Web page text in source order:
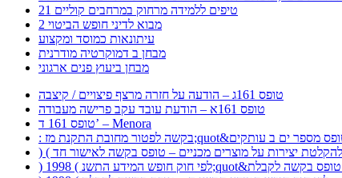
21 טיפים ללמידה מרחוק במרחבים קוליים
מבוא לדיני חופש הביטוי 2
עיתונאות כמוסד ומקצוע
מבחן ב דמוקרטיה מודרנית
מבחן ביעוץ פנים ארגוני
טופס 161ג – הודעה על חזרה מרצף פיצויים / קיצבה
טופס 161א – הודעת עובד עקב פרישה מעבודה
טופס 161 ד’ – Menora